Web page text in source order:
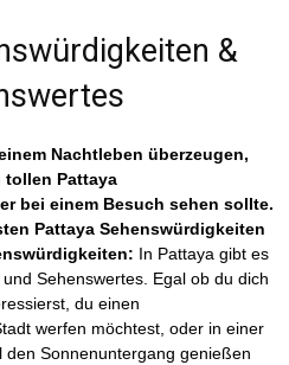
&
Nachtleben überzeugen,
tollen Pattaya
bei einem Besuch sehen sollte.
Pattaya Sehenswürdigkeiten
In Pattaya gibt es
Sehenswertes. Egal ob du dich
du einen
werfen möchtest, oder in einer
Sonnenuntergang genießen